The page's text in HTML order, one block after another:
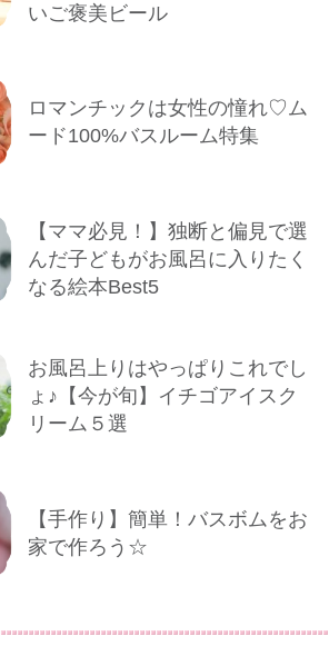
いご褒美ビール
ロマンチックは女性の憧れ♡ム
ード100%バスルーム特集
【ママ必見！】独断と偏見で選
んだ子どもがお風呂に入りたく
なる絵本Best5
お風呂上りはやっぱりこれでし
ょ♪【今が旬】イチゴアイスク
リーム５選
【手作り】簡単！バスボムをお
家で作ろう☆